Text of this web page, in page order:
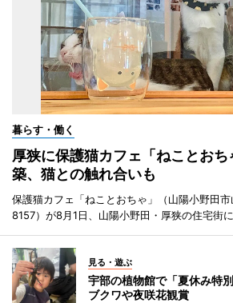
暮らす・働く
厚狭に保護猫カフェ「ねことお
築、猫との触れ合いも
保護猫カフェ「ねことおちゃ」（山陽小野田
8157）が8月1日、山陽小野田・厚狭の住宅街に
見る・遊ぶ
宇部の植物館で「夏休み特
ブクワや夜咲花観賞